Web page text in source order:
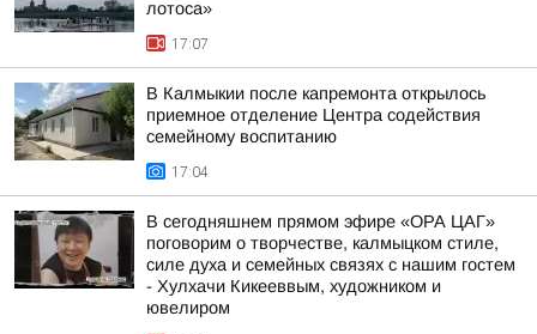
лотоса»
17:07
В Калмыкии после капремонта открылось
приемное отделение Центра содействия
семейному воспитанию
17:04
В сегодняшнем прямом эфире «ОРА ЦАГ»
поговорим о творчестве, калмыцком стиле,
силе духа и семейных связях с нашим гостем
- Хулхачи Кикееввым, художником и
ювелиром